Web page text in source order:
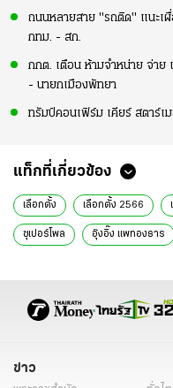
ถนนหลายสาย "รถติด" แนะเผื่
กทม. - สก.
กกต. เตือน ห้ามจำหน่าย จ่าย
- นายกเมืองพัทยา
ทรัมป์คอนเฟิร์ม เคียร์ สตาร์
แท็กที่เกี่ยวข้อง
เลือกตั้ง เลือกตั้ง 2566
ซุเปอร์โพล อุ๊งอิ๊ง แพทองธาร
ข่าว